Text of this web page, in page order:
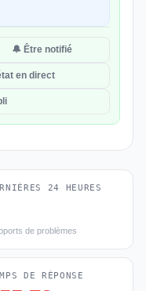
🔔 Être notifié
en direct
24 HEURES
de problèmes
DE RÉPONSE